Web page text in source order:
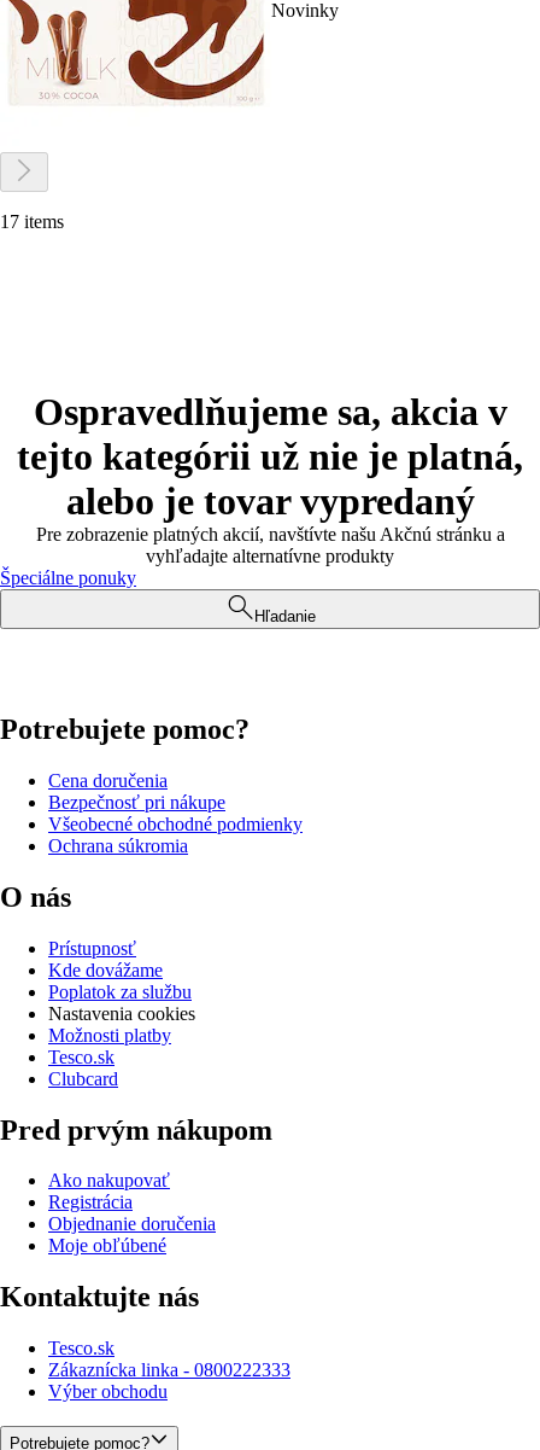
Novinky
17 items
Ospravedlňujeme sa, akcia v
tejto kategórii už nie je platná,
alebo je tovar vypredaný
Pre zobrazenie platných akcií, navštívte našu Akčnú stránku a
vyhľadajte alternatívne produkty
Špeciálne ponuky
Hľadanie
Potrebujete pomoc?
Cena doručenia
Bezpečnosť pri nákupe
Všeobecné obchodné podmienky
Ochrana súkromia
O nás
Prístupnosť
Kde dovážame
Poplatok za službu
Nastavenia cookies
Možnosti platby
Tesco.sk
Clubcard
Pred prvým nákupom
Ako nakupovať
Registrácia
Objednanie doručenia
Moje obľúbené
Kontaktujte nás
Tesco.sk
Zákaznícka linka - 0800222333
Výber obchodu
Potrebujete pomoc?